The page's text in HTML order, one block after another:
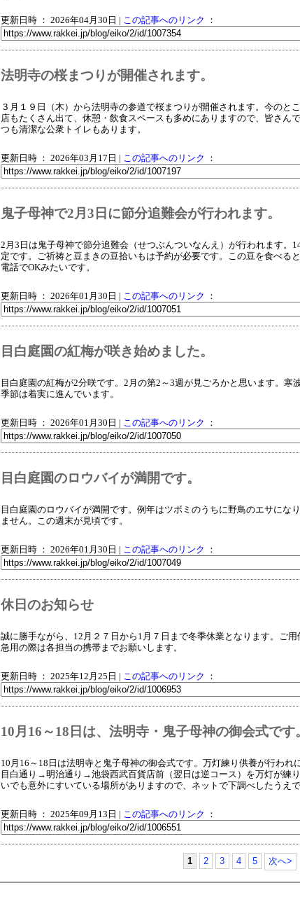
更新日時 ： 2026年04月30日 この記事へのリンク ：
法明寺の桜まつりが開催されます。
３月１９日（木）から法明寺の参道で桜まつりが開催されます。今のと
店もたくさん出て、休憩・飲食スペースも多めにありますので、皆さん
つも清潔な公衆トイレもあります。
更新日時 ： 2026年03月17日 この記事へのリンク ：
鬼子母神で2月3日に節分追難会が行われます。
2月3日は鬼子母神で節分追難会（せつぶんついなんえ）が行われます。
定です。ご祈祷と豆まきの豆拾いもは予約が必要です。この豆を食べる
電話でOKみたいです。
更新日時 ： 2026年01月30日 この記事へのリンク ：
目白庭園の紅梅が咲き始めました。
目白庭園の紅梅が2分咲です。2月の第2～3週が見ごろかと思います。寒
季節は着実に進んでいます。
更新日時 ： 2026年01月30日 この記事へのリンク ：
目白庭園のロウバイが満開です。
目白庭園のロウバイが満開です。例年はツボミのうちに野鳥のエサにな
ません。この週末が見頃です。
更新日時 ： 2026年01月30日 この記事へのリンク ：
休日のお知らせ
誠に勝手ながら、12月２７日から1月７日まで冬季休業となります。ご用
急用の際は各担当の携帯までお願いします。
更新日時 ： 2025年12月25日 この記事へのリンク ：
10月16～18日は、法明寺・鬼子母神の御会式です。
10月16～18日は法明寺と鬼子母神の御会式です。万灯練り供養が行わ
目白通り→明治通り→池袋西武百貨店前（翌日は逆コース）を万灯が練
いでも意外にすいている場所がありますので、ネットで下調べしたうえ
更新日時 ： 2025年09月13日 この記事へのリンク ：
1 2 3 4 5 次へ>